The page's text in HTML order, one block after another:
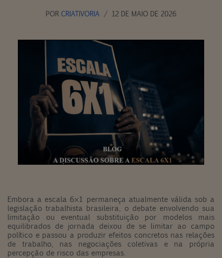
POR CRIATIVORIA 12 DE MAIO DE 2026
Embora a escala 6×1 permaneça atualmente válida sob a
legislação trabalhista brasileira, o debate envolvendo sua
limitação ou eventual substituição por modelos mais
equilibrados de jornada deixou de se limitar ao campo
político e passou a produzir efeitos concretos nas relações
de trabalho, nas negociações coletivas e na própria
percepção de risco das empresas.